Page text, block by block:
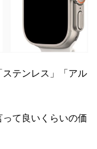
テンレス」「アル
て良いくらいの価